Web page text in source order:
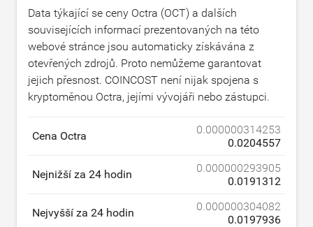
Data týkající se ceny Octra (OCT) a dalších
souvisejících informací prezentovaných na této
webové stránce jsou automaticky získávána z
otevřených zdrojů. Proto nemůžeme garantovat
jejich přesnost. COINCOST není nijak spojena s
kryptoměnou Octra, jejími vývojáři nebo zástupci.
Cena Octra
0.000000314253
0.0204557
Nejnižší za 24 hodin
0.000000293905
0.0191312
Nejvyšší za 24 hodin
0.000000304082
0.0197936